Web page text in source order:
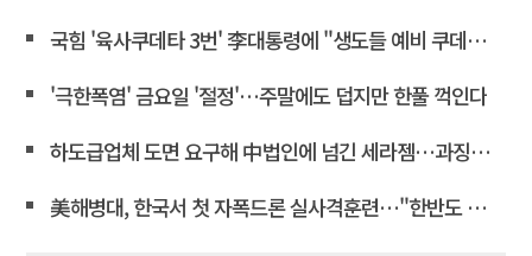
국힘 '육사쿠데타 3번' 李대통령에 "생도들 예비 쿠데타세력 몰아"
'극한폭염' 금요일 '절정'…주말에도 덥지만 한풀 꺽인다
하도급업체 도면 요구해 中법인에 넘긴 세라젬…과징금 4억3천만
美해병대, 한국서 첫 자폭드론 실사격훈련…"한반도 지형 학습"